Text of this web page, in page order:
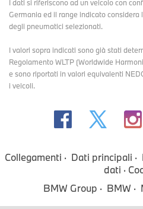
I dati si riferiscono ad un veicolo con
Germania ed il range indicato
degli pneumatici selezionati.
I valori sopra indicati sono già stati
Regolamento WLTP (Worldwide
e sono riportati in valori equivalenti
i veicoli.
Collegamenti Dati principali
dati
BMW Group
BMW